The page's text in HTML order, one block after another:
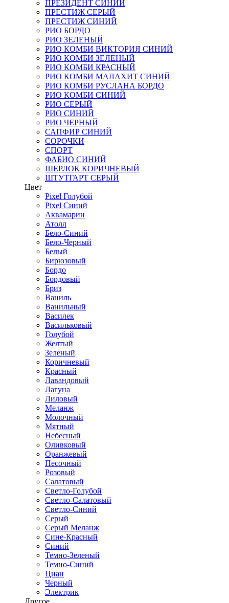
ПРЕЗИДЕНТ СИНИЙ
ПРЕСТИЖ СЕРЫЙ
ПРЕСТИЖ СИНИЙ
РИО БОРДО
РИО ЗЕЛЕНЫЙ
РИО КОМБИ ВИКТОРИЯ СИНИЙ
РИО КОМБИ ЗЕЛЕНЫЙ
РИО КОМБИ КРАСНЫЙ
РИО КОМБИ МАЛАХИТ СИНИЙ
РИО КОМБИ РУСЛАНА БОРДО
РИО КОМБИ СИНИЙ
РИО СЕРЫЙ
РИО СИНИЙ
РИО ЧЕРНЫЙ
САПФИР СИНИЙ
СОРОЧКИ
СПОРТ
ФАБИО СИНИЙ
ШЕРЛОК КОРИЧНЕВЫЙ
ШТУТГАРТ СЕРЫЙ
Цвет
Pixel Голубой
Pixel Синий
Аквамарин
Атолл
Бело-Синий
Бело-Черный
Белый
Бирюзовый
Бордо
Бордовый
Бриз
Ваниль
Ванильный
Василек
Васильковый
Голубой
Желтый
Зеленый
Коричневый
Красный
Лавандовый
Лагуна
Лиловый
Меланж
Молочный
Мятный
Небесный
Оливковый
Оранжевый
Песочный
Розовый
Салатовый
Светло-Голубой
Светло-Салатовый
Светло-Синий
Серый
Серый Меланж
Сине-Красный
Синий
Темно-Зеленый
Темно-Синий
Циан
Черный
Электрик
Другое